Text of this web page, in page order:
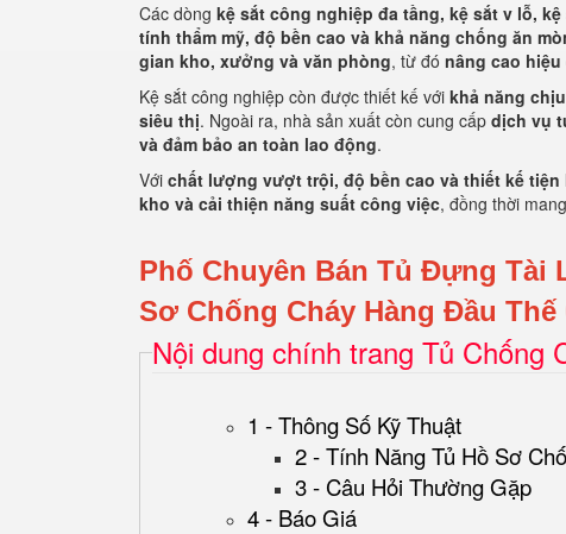
Các dòng kệ sắt công nghiệp đa tầng, kệ sắt v lỗ,
tính thẩm mỹ, độ bền cao và khả năng chống ăn
gian kho, xưởng và văn phòng, từ đó nâng cao
Kệ sắt công nghiệp còn được thiết kế với khả năng
siêu thị. Ngoài ra, nhà sản xuất còn cung cấp dịch vụ
và đảm bảo an toàn lao động.
Với chất lượng vượt trội, độ bền cao và thiết kế tiện
kho và cải thiện năng suất công việc, đồng thời
Phố Chuyên Bán Tủ Đựng Tài
Sơ Chống Cháy Hàng Đầu Thế
Nội dung chính trang Tủ Chống
1 - Thông Số Kỹ Thuật
2 - Tính Năng Tủ Hồ Sơ
3 - Câu Hỏi Thường Gặp
4 - Báo Giá